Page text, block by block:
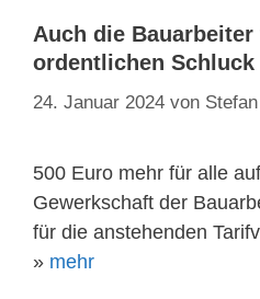
Auch die
ordentlichen
24. Januar 2024 von
500 Euro mehr für alle
Gewerkschaft der
für die anstehenden
» mehr